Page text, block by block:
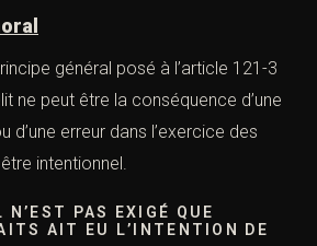
dépôts ou d’une remise en raison
DÉTRUITS, DÉTOURNÉS
EN RAISON DE SES